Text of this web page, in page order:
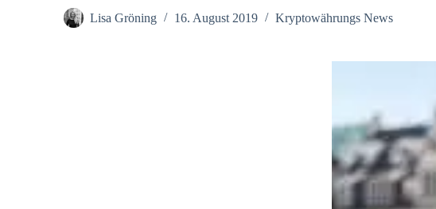
Lisa Gröning 16. August 2019 Kryptowährungs News